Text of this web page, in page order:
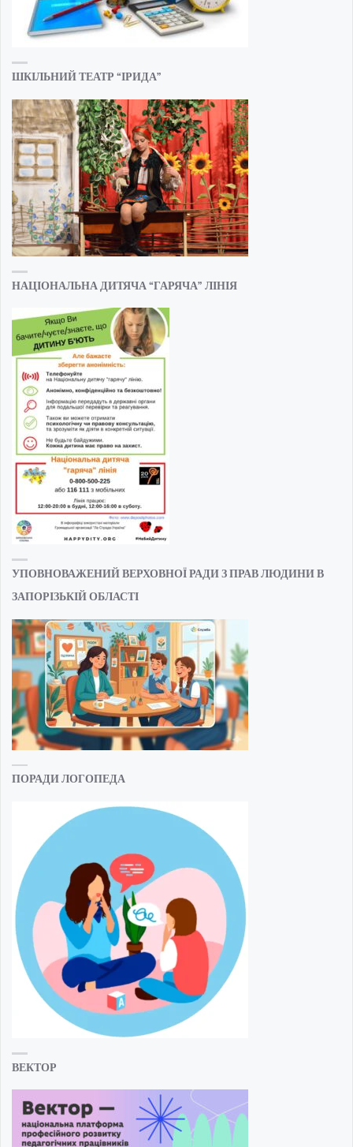
ШКІЛЬНИЙ ТЕАТР “ІРИДА”
НАЦІОНАЛЬНА ДИТЯЧА “ГАРЯЧА” ЛІНІЯ
УПОВНОВАЖЕНИЙ ВЕРХОВНОЇ РАДИ З ПРАВ ЛЮДИНИ В
ЗАПОРІЗЬКІЙ ОБЛАСТІ
ПОРАДИ ЛОГОПЕДА
ВЕКТОР